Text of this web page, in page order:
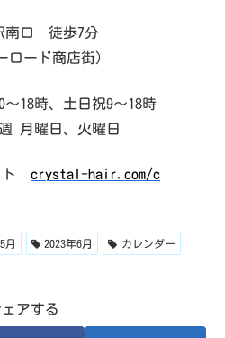
南口 徒歩7分
ロード商店街）
18時、土日祝9～18時
月曜日、火曜日
ト crystal-hair.com/c
月 2023年6月 カレンダー
ェアする